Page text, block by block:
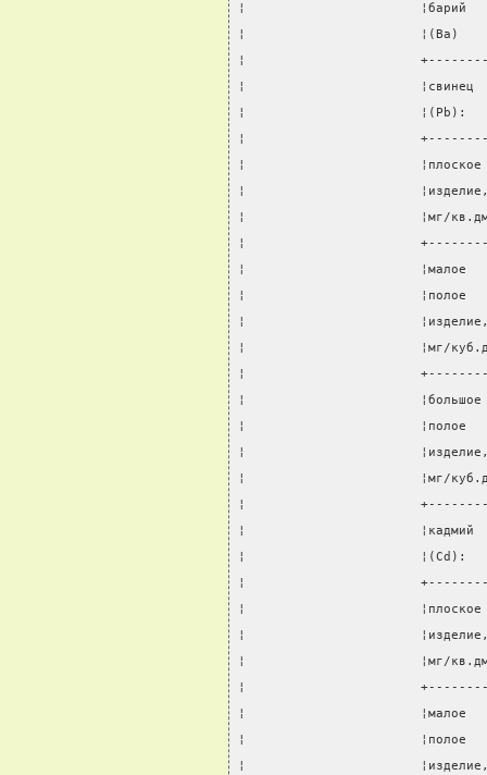
¦                       ¦барий
¦                       ¦(Ba)
¦                       +----------
¦
¦                       ¦(Pb):
¦
¦
¦
¦                       ¦мг/
¦
¦                       ¦малое
¦                       ¦полое
¦
¦                       ¦мг/
¦
¦
¦                       ¦полое
¦
¦                       ¦мг/
¦                       +----------
¦
¦                       ¦(Cd):
¦
¦
¦
¦                       ¦мг/
¦
¦                       ¦малое
¦                       ¦полое
¦